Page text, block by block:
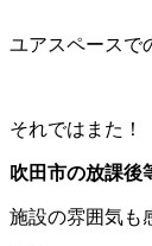
ユアスペースで
それではまた！
吹田市の放課後
施設の雰囲気も